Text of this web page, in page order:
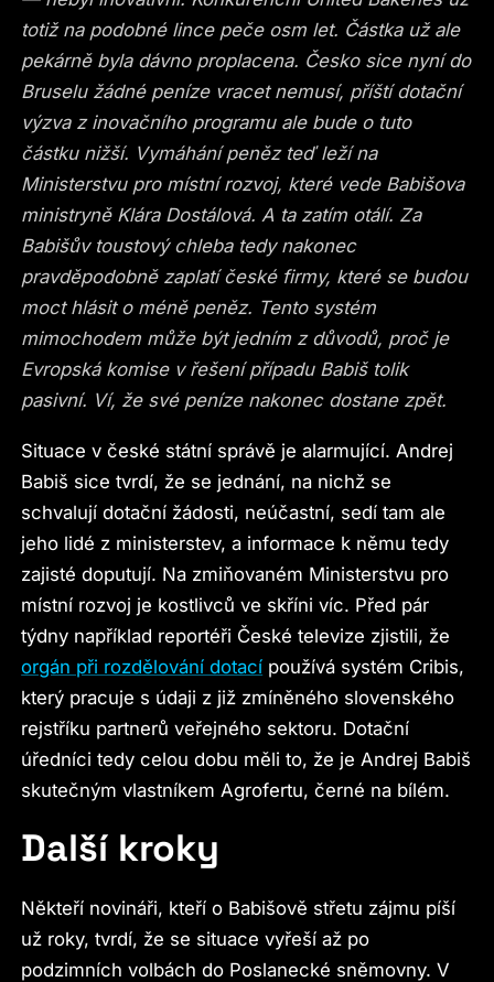
totiž na podobné lince peče osm let. Částka už ale
pekárně byla dávno proplacena. Česko sice nyní do
Bruselu žádné peníze vracet nemusí, příští dotační
výzva z inovačního programu ale bude o tuto
částku nižší. Vymáhání peněz teď leží na
Ministerstvu pro místní rozvoj, které vede Babišova
ministryně Klára Dostálová. A ta zatím otálí. Za
Babišův toustový chleba tedy nakonec
pravděpodobně zaplatí české firmy, které se budou
moct hlásit o méně peněz. Tento systém
mimochodem může být jedním z důvodů, proč je
Evropská komise v řešení případu Babiš tolik
pasivní. Ví, že své peníze nakonec dostane zpět.
Situace v české státní správě je alarmující. Andrej
Babiš sice tvrdí, že se jednání, na nichž se
schvalují dotační žádosti, neúčastní, sedí tam ale
jeho lidé z ministerstev, a informace k němu tedy
zajisté doputují. Na zmiňovaném Ministerstvu pro
místní rozvoj je kostlivců ve skříni víc. Před pár
týdny například reportéři České televize zjistili, že
orgán při rozdělování dotací používá systém Cribis,
který pracuje s údaji z již zmíněného slovenského
rejstříku partnerů veřejného sektoru. Dotační
úředníci tedy celou dobu měli to, že je Andrej Babiš
skutečným vlastníkem Agrofertu, černé na bílém.
Další kroky
Někteří novináři, kteří o Babišově střetu zájmu píší
už roky, tvrdí, že se situace vyřeší až po
podzimních volbách do Poslanecké sněmovny. V